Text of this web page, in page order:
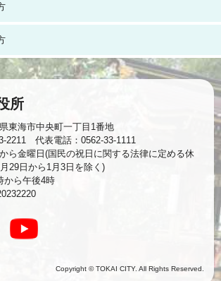
所
東海市中央町一丁目1番地
2211 代表電話：0562-33-1111
ら金曜日(国民の祝日に関する法律に定める休
29日から1月3日を除く)
から午後4時
Copyright © TOKAI CITY. All Rights Reserved.